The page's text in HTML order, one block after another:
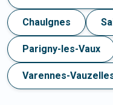
Chaulgnes
Parigny-les-Vaux
Varennes-